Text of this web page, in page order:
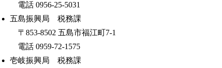
電話 0956-25-5031
五島振興局 税務課
〒853-8502 五島市福江町7-1
電話 0959-72-1575
壱岐振興局 税務課